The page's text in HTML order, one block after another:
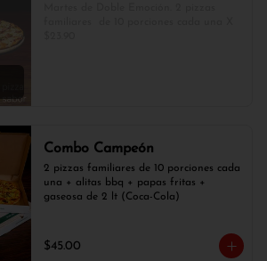
Combo Campeón
2 pizzas familiares de 10 porciones cada
una + alitas bbq + papas fritas +
gaseosa de 2 lt (Coca-Cola)
$45.00